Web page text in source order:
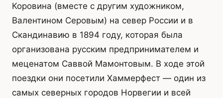
Коровина (вместе с другим художником,
Валентином Серовым) на север России и в
Скандинавию в 1894 году, которая была
организована русским предпринимателем и
меценатом Саввой Мамонтовым. В ходе этой
поездки они посетили Хаммерфест — один из
самых северных городов Норвегии и всей